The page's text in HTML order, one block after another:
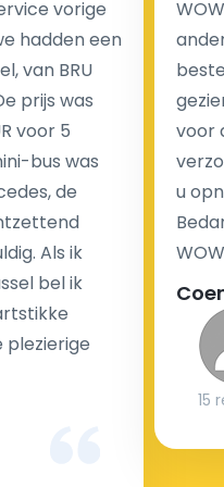
voor uw rit. In
met taxameter
in rekening voor de
of extra kosten voor
heeft.
informatie over uw
bevat alle
en de prijs die u
en een
op de luchthaven
vorige
hadden een
van BRU
prijs was
voor 5
bus was
de
Als ik
bel ik
plezierige
voor
u
15